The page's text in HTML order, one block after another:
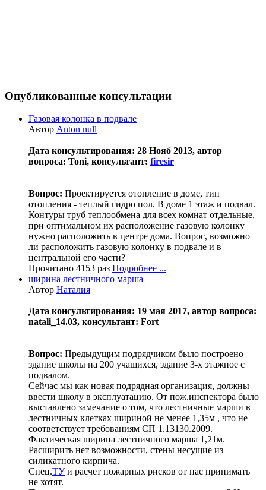
Опубликованные консультации
Газовая колонка в подвале
Автор Anton null
Дата консультирования: 28 Нояб 2013, автор
вопроса: Toni, консультант: firesir
Вопрос: Проектируется отопление в доме, тип
отопления - теплый гидро пол. В доме 1 этаж и подвал.
Контуры труб теплообмена для всех комнат отдельные,
при оптимальном их расположение газовую колонку
нужно расположить в центре дома. Вопрос, возможно
ли расположить газовую колонку в подвале и в
центральной его части?
Прочитано 4153 раз Подробнее ...
ширина лестничного марша
Автор Наталия
Дата консультирования: 19 мая 2017, автор вопроса:
natali_14.03, консультант: Fort
Вопрос: Предыдущим подрядчиком было построено
здание школы на 200 учащихся, здание 3-х этажное с
подвалом.
Сейчас мы как новая подрядная организация, должны
ввести школу в эксплуатацию. От пож.инспектора было
выставлено замечание о том, что лестничные марши в
лестничных клетках шириной не менее 1,35м , что не
соответствует требованиям СП 1.13130.2009.
Фактическая ширина лестничного марша 1,21м.
Расширить нет возможности, стены несущие из
силикатного кирпича.
Спец.ТУи расчет пожарных рисков от нас принимать
не хотят.